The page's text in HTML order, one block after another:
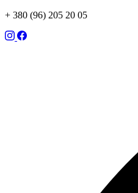
+ 380 (96) 205 20 05